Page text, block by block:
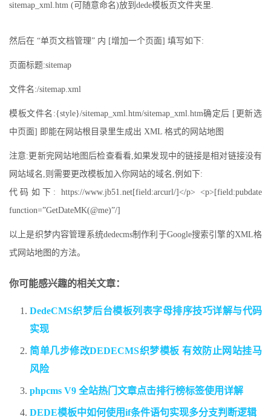
sitemap_xml.htm (可随意命名)放到dede模板页文件夹里.
然后在 “单页文档管理” 内 [增加一个页面] 填写如下:
页面标题:sitemap
文件名:/sitemap.xml
模板文件名:{style}/sitemap_xml.htm/sitemap_xml.htm确定后 [更新选
中页面] 即能在网站根目录里生成出 XML 格式的网站地图
注意:更新完网站地图后检查看看,如果发现中的链接是相对链接没有
网站域名,则需要更改模板加入你网站的域名,例如下:
代码如下: https://www.jb51.net[field:arcurl/]</p> <p>[field:pubdate
function=”GetDateMK(@me)”/]
以上是织梦内容管理系统dedecms制作利于Google搜索引擎的XML格
式网站地图的方法。
你可能感兴趣的相关文章：
DedeCMS织梦后台模板列表字母排序技巧详解与代码
实现
简单几步修改DEDECMS织梦模板 有效防止网站挂马
风险
phpcms V9 全站热门文章点击排行榜标签使用详解
DEDE模板中如何使用if条件语句实现多分支判断逻辑